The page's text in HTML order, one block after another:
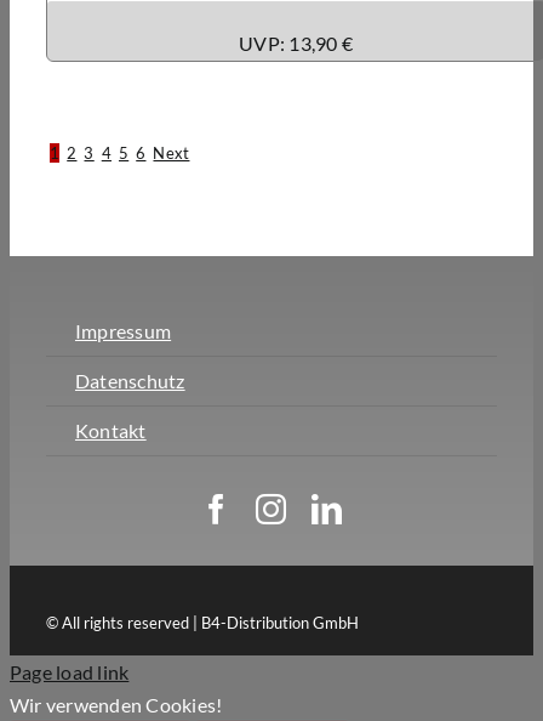
UVP: 13,90 €
1 2 3 4 5 6 Next
Impressum
Datenschutz
Kontakt
© All rights reserved | B4-Distribution GmbH
Page load link
Wir verwenden Cookies!